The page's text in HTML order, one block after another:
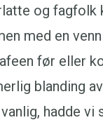
og fagfolk
med en
før eller
blanding
vanlig, hadde